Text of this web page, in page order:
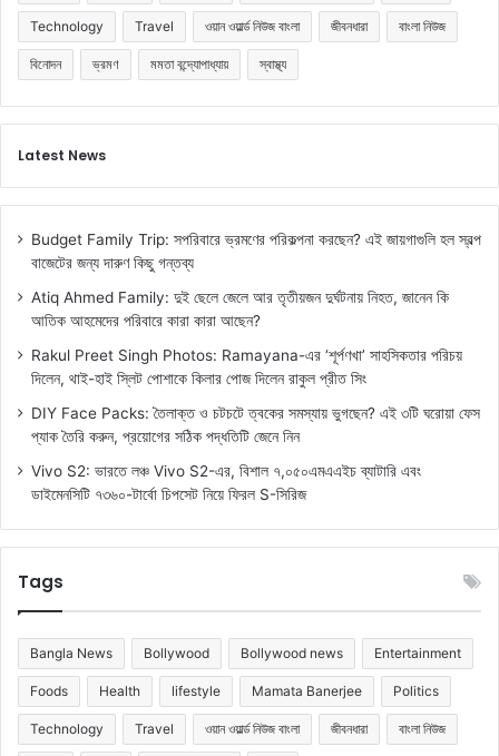
Technology Travel ওয়ান ওয়ার্ল্ড নিউজ বাংলা জীবনধারা বাংলা নিউজ
বিনোদন ভ্রমণ মমতা বন্দ্যোপাধ্যায় স্বাস্থ্য
Latest News
Budget Family Trip: সপরিবারে ভ্রমণের পরিকল্পনা করছেন? এই জায়গাগুলি হল স্বল্প
বাজেটের জন্য দারুণ কিছু গন্তব্য
Atiq Ahmed Family: দুই ছেলে জেলে আর তৃতীয়জন দুর্ঘটনায় নিহত, জানেন কি
আতিক আহমেদের পরিবারে কারা কারা আছেন?
Rakul Preet Singh Photos: Ramayana-এর ‘শূর্পণখা’ সাহসিকতার পরিচয়
দিলেন, থাই-হাই স্লিট পোশাকে কিলার পোজ দিলেন রাকুল প্রীত সিং
DIY Face Packs: তৈলাক্ত ও চটচটে ত্বকের সমস্যায় ভুগছেন? এই ৩টি ঘরোয়া ফেস
প্যাক তৈরি করুন, প্রয়োগের সঠিক পদ্ধতিটি জেনে নিন
Vivo S2: ভারতে লঞ্চ Vivo S2-এর, বিশাল ৭,০৫০এমএএইচ ব্যাটারি এবং
ডাইমেনসিটি ৭৩৬০-টার্বো চিপসেট নিয়ে ফিরল S-সিরিজ
Tags
Bangla News Bollywood Bollywood news Entertainment
Foods Health lifestyle Mamata Banerjee Politics
Technology Travel ওয়ান ওয়ার্ল্ড নিউজ বাংলা জীবনধারা বাংলা নিউজ